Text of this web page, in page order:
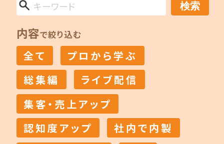
検索
内容で絞り込む
全て
プロから学ぶ
総集編
ライブ配信
集客・売上アップ
認知度アップ
社内で内製